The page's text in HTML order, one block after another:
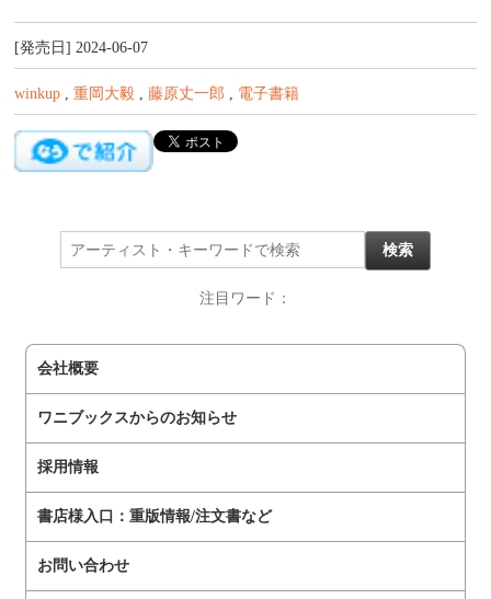
[発売日] 2024-06-07
winkup 重岡大毅 藤原丈一郎 電子書籍
注目ワード：
会社概要
ワニブックスからのお知らせ
採用情報
書店様入口：重版情報/注文書など
お問い合わせ